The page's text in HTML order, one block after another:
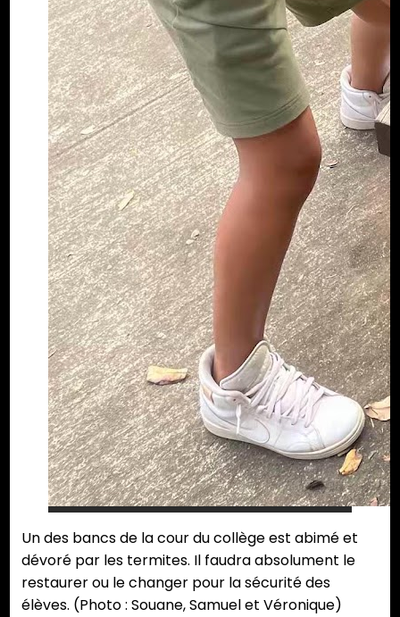
Un des bancs de la cour du collège est abimé et
dévoré par les termites. Il faudra absolument le
restaurer ou le changer pour la sécurité des
élèves. (Photo : Souane, Samuel et Véronique)